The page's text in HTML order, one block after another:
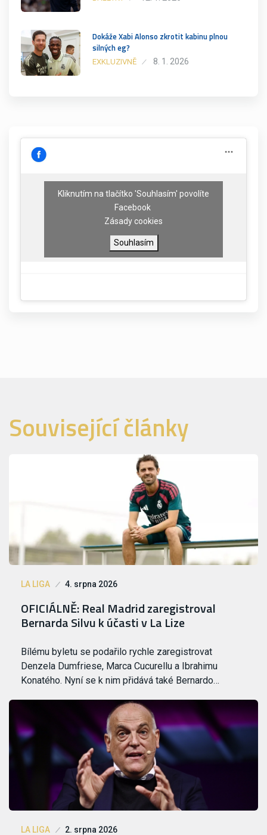
Dokáže Xabi Alonso zkrotit kabinu plnou
silných eg?
EXKLUZIVNĚ 8. 1. 2026
Kliknutím na tlačítko 'Souhlasím' povolíte
Facebook
Zásady cookies
Souhlasím
Související články
LA LIGA 4. srpna 2026
OFICIÁLNĚ: Real Madrid zaregistroval
Bernarda Silvu k účasti v La Lize
Bílému byletu se podařilo rychle zaregistrovat
Denzela Dumfriese, Marca Cucurellu a Ibrahimu
Konatého. Nyní se k nim přidává také Bernardo…
LA LIGA 2. srpna 2026